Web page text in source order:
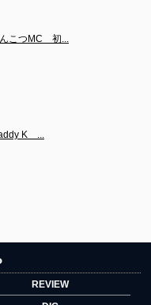
こつMC　初...
K　...
REVIEW